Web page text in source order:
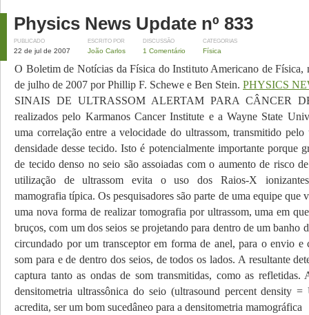
Physics News Update nº 833
PUBLICADO
22 de jul de 2007
ESCRITO POR
João Carlos
DISCUSSÃO
1 Comentário
CATEGORIAS
Física
O Boletim de Notícias da Física do Instituto Americano de Física,
de julho de 2007 por Phillip F. Schewe e Ben Stein. PHYSICS
SINAIS DE ULTRASSOM ALERTAM PARA CÂNCER
realizados pelo Karmanos Cancer Institute e a Wayne State
uma correlação entre a velocidade do ultrassom, transmitido
densidade desse tecido. Isto é potencialmente importante porque
de tecido denso no seio são assoiadas com o aumento de risco
utilização de ultrassom evita o uso dos Raios-X
mamografia típica. Os pesquisadores são parte de uma equipe que
uma nova forma de realizar tomografia por ultrassom, uma em
bruços, com um dos seios se projetando para dentro de um banho
circundado por um transceptor em forma de anel, para o envio e
som para e de dentro dos seios, de todos os lados. A resultante
captura tanto as ondas de som transmitidas, como as refletidas.
densitometria ultrassônica do seio (ultrasound percent density
acredita, ser um bom sucedâneo para a densitometria mamográfica